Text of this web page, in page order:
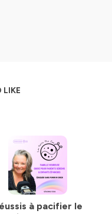
LIKE
à pacifier le